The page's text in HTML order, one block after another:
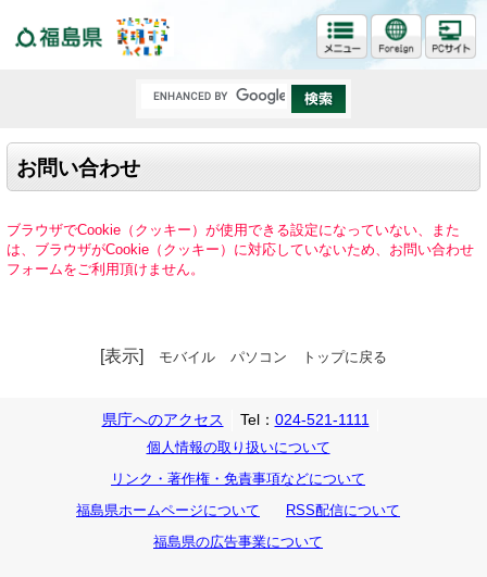
お問い合わせ
ブラウザでCookie（クッキー）が使用できる設定になっていない、また
は、ブラウザがCookie（クッキー）に対応していないため、お問い合わせ
フォームをご利用頂けません。
[表示] モバイル パソコン トップに戻る
県庁へのアクセス Tel： 024-521-1111
個人情報の取り扱いについて
リンク・著作権・免責事項などについて
福島県ホームページについて
RSS配信について
福島県の広告事業について